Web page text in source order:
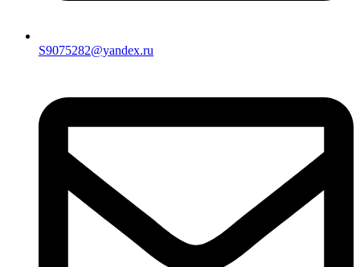
S9075282@yandex.ru